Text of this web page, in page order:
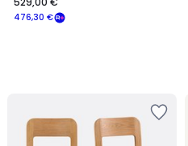
476,30 €